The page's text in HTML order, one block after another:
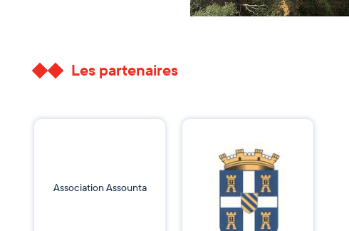
Les partenaires
Association Assounta